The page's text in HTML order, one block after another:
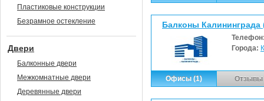
Балконы
Города:
Офисы (1) Отзывы
Пластиковые конструкции
Безрамное остекление
Двери
Балконные двери
Межкомнатные двери
Деревянные двери